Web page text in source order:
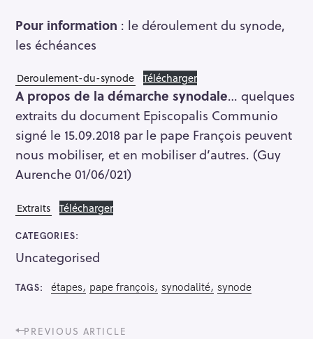
Pour information : le déroulement du synode,
les échéances
Deroulement-du-synode Télécharger
A propos de la démarche synodale… quelques
extraits du document Episcopalis Communio
signé le 15.09.2018 par le pape François peuvent
nous mobiliser, et en mobiliser d’autres. (Guy
Aurenche 01/06/021)
Extraits Télécharger
CATEGORIES
Uncategorised
TAGS étapes pape françois synodalité synode
PPREVIOUS ARTICLE